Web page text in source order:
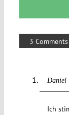
3 Comments
Daniel
Ich